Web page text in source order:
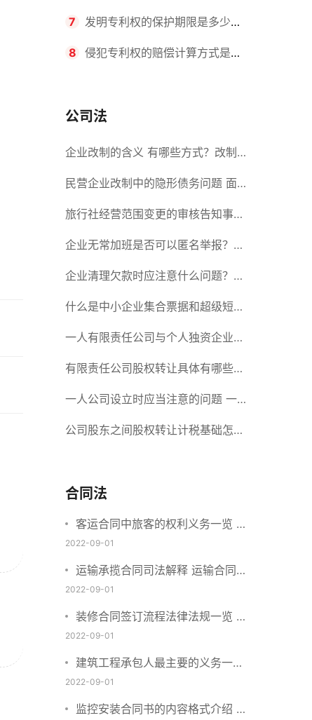
哪些情况下专利申请可能被驳回？
7 发明专利权的保护期限是多少
年？非专利发明人是否有专利申请
8 侵犯专利权的赔偿计算方式是什
间？
公司法
企业改制的含义 有哪些方式？改制
后国企员工属于什么性质？
民营企业改制中的隐形债务问题 面
对隐形债务问题应该如何解决？
旅行社经营范围变更的审核告知事项
旅游业的发展现状和趋势
企业无常加班是否可以匿名举报？强
制加班公司没有加班费怎么办？
企业清理欠款时应注意什么问题？企
业短期借款需要注意哪些事项？
什么是中小企业集合票据和超级短期
融资券？一起来了解一下吧！
一人有限责任公司与个人独资企业的
区别 这些知识你都知道吗？
有限责任公司股权转让具体有哪些形
式？来了解下这五种形式
一人公司设立时应当注意的问题 一
人公司的特征
公司股东之间股权转让计税基础怎么
合什么要件？
合同法
客运合同中旅客的权利义务一览 主
要包括这些内容
2022-09-01
运输承揽合同司法解释 运输合同中
承运人的义务有哪些
2022-09-01
装修合同签订流程法律法规一览 律
师解答
2022-09-01
建筑工程承包人最主要的义务一览
承包合同内容介绍
2022-09-01
监控安装合同书的内容格式介绍 一